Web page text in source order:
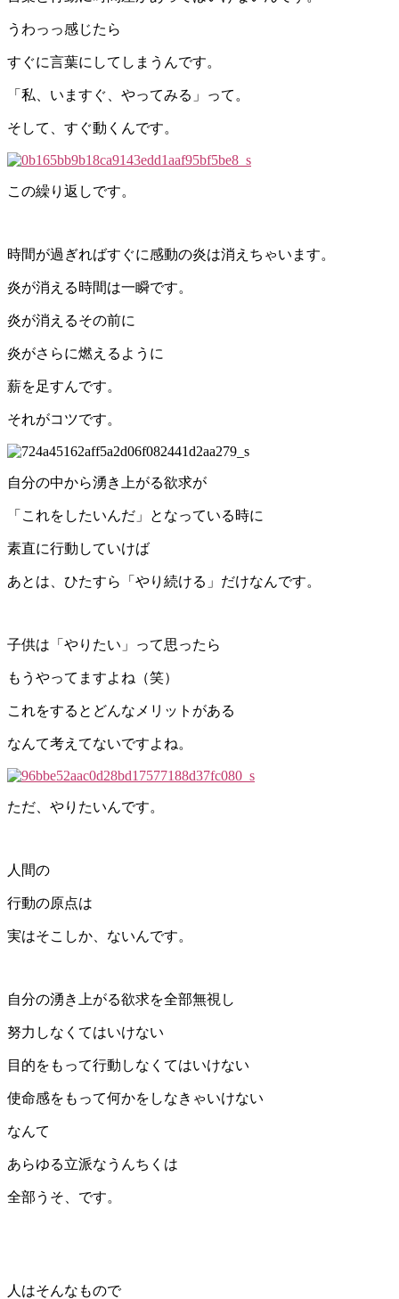
うわっっ感じたら
すぐに言葉にしてしまうんです。
「私、いますぐ、やってみる」って。
そして、すぐ動くんです。
この繰り返しです。
時間が過ぎればすぐに感動の炎は消えちゃいます。
炎が消える時間は一瞬です。
炎が消えるその前に
炎がさらに燃えるように
薪を足すんです。
それがコツです。
自分の中から湧き上がる欲求が
「これをしたいんだ」となっている時に
素直に行動していけば
あとは、ひたすら「やり続ける」だけなんです。
子供は「やりたい」って思ったら
もうやってますよね（笑）
これをするとどんなメリットがある
なんて考えてないですよね。
ただ、やりたいんです。
人間の
行動の原点は
実はそこしか、ないんです。
自分の湧き上がる欲求を全部無視し
努力しなくてはいけない
目的をもって行動しなくてはいけない
使命感をもって何かをしなきゃいけない
なんて
あらゆる立派なうんちくは
全部うそ、です。
人はそんなもので